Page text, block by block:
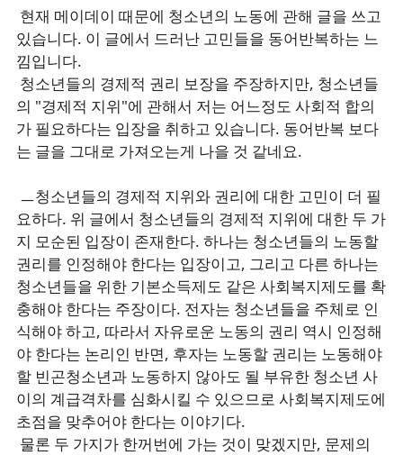
현재 메이데이 때문에 청소년의 노동에 관해 글을 쓰고
있습니다. 이 글에서 드러난 고민들을 동어반복하는 느
낌입니다.
청소년들의 경제적 권리 보장을 주장하지만, 청소년들
의 "경제적 지위"에 관해서 저는 어느정도 사회적 합의
가 필요하다는 입장을 취하고 있습니다. 동어반복 보다
는 글을 그대로 가져오는게 나을 것 같네요.
ㅡ청소년들의 경제적 지위와 권리에 대한 고민이 더 필
요하다. 위 글에서 청소년들의 경제적 지위에 대한 두 가
지 모순된 입장이 존재한다. 하나는 청소년들의 노동할
권리를 인정해야 한다는 입장이고, 그리고 다른 하나는
청소년들을 위한 기본소득제도 같은 사회복지제도를 확
충해야 한다는 주장이다. 전자는 청소년들을 주체로 인
식해야 하고, 따라서 자유로운 노동의 권리 역시 인정해
야 한다는 논리인 반면, 후자는 노동할 권리는 노동해야
할 빈곤청소년과 노동하지 않아도 될 부유한 청소년 사
이의 계급격차를 심화시킬 수 있으므로 사회복지제도에
초점을 맞추어야 한다는 이야기다.
물론 두 가지가 한꺼번에 가는 것이 맞겠지만, 문제의